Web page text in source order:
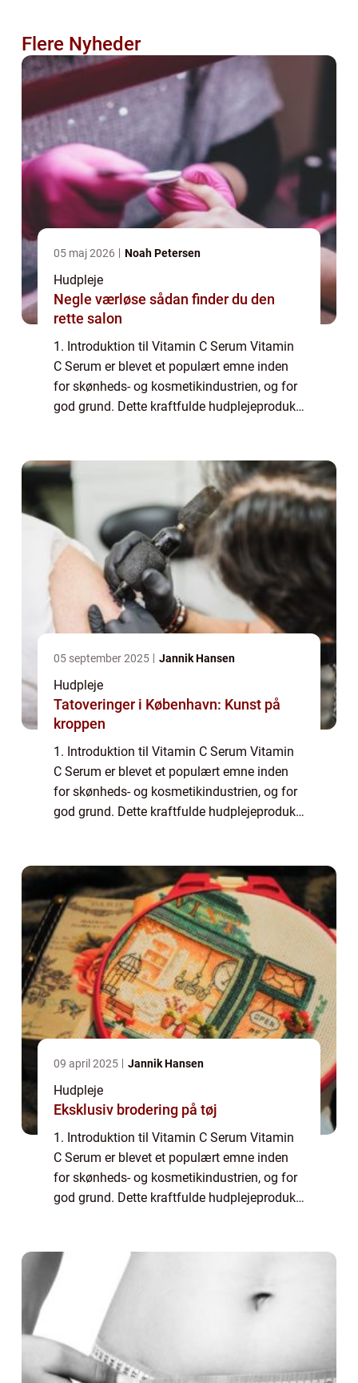
Flere Nyheder
05 maj 2026 Noah Petersen
Hudpleje
Negle værløse sådan finder du den
rette salon
1. Introduktion til Vitamin C Serum Vitamin
C Serum er blevet et populært emne inden
for skønheds- og kosmetikindustrien, og for
god grund. Dette kraftfulde hudplejeprodukt
05 september 2025 Jannik Hansen
Hudpleje
Tatoveringer i København: Kunst på
kroppen
1. Introduktion til Vitamin C Serum Vitamin
C Serum er blevet et populært emne inden
for skønheds- og kosmetikindustrien, og for
god grund. Dette kraftfulde hudplejeprodukt
09 april 2025 Jannik Hansen
Hudpleje
Eksklusiv brodering på tøj
1. Introduktion til Vitamin C Serum Vitamin
C Serum er blevet et populært emne inden
for skønheds- og kosmetikindustrien, og for
god grund. Dette kraftfulde hudplejeprodukt